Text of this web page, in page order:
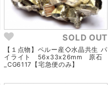
SOLD OUT
【１点物】ペルー産◇水晶共生 パ
イライト 56x33x26mm 原石
_CG6117【宅急便のみ】